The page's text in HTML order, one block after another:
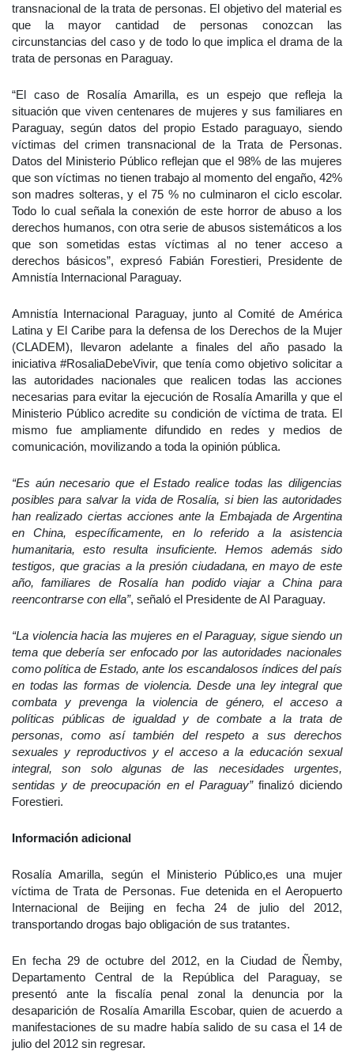
transnacional de la trata de personas. El objetivo del material es
que la mayor cantidad de personas conozcan las
circunstancias del caso y de todo lo que implica el drama de la
trata de personas en Paraguay.
“El caso de Rosalía Amarilla, es un espejo que refleja la
situación que viven centenares de mujeres y sus familiares en
Paraguay, según datos del propio Estado paraguayo, siendo
víctimas del crimen transnacional de la Trata de Personas.
Datos del Ministerio Público reflejan que el 98% de las mujeres
que son víctimas no tienen trabajo al momento del engaño, 42%
son madres solteras, y el 75 % no culminaron el ciclo escolar.
Todo lo cual señala la conexión de este horror de abuso a los
derechos humanos, con otra serie de abusos sistemáticos a los
que son sometidas estas víctimas al no tener acceso a
derechos básicos”, expresó Fabián Forestieri, Presidente de
Amnistía Internacional Paraguay.
Amnistía Internacional Paraguay, junto al Comité de América
Latina y El Caribe para la defensa de los Derechos de la Mujer
(CLADEM), llevaron adelante a finales del año pasado la
iniciativa #RosaliaDebeVivir, que tenía como objetivo solicitar a
las autoridades nacionales que realicen todas las acciones
necesarias para evitar la ejecución de Rosalía Amarilla y que el
Ministerio Público acredite su condición de víctima de trata. El
mismo fue ampliamente difundido en redes y medios de
comunicación, movilizando a toda la opinión pública.
“Es aún necesario que el Estado realice todas las diligencias
posibles para salvar la vida de Rosalía, si bien las autoridades
han realizado ciertas acciones ante la Embajada de Argentina
en China, específicamente, en lo referido a la asistencia
humanitaria, esto resulta insuficiente. Hemos además sido
testigos, que gracias a la presión ciudadana, en mayo de este
año, familiares de Rosalía han podido viajar a China para
reencontrarse con ella”, señaló el Presidente de AI Paraguay.
“La violencia hacia las mujeres en el Paraguay, sigue siendo un
tema que debería ser enfocado por las autoridades nacionales
como política de Estado, ante los escandalosos índices del país
en todas las formas de violencia. Desde una ley integral que
combata y prevenga la violencia de género, el acceso a
políticas públicas de igualdad y de combate a la trata de
personas, como así también del respeto a sus derechos
sexuales y reproductivos y el acceso a la educación sexual
integral, son solo algunas de las necesidades urgentes,
sentidas y de preocupación en el Paraguay”finalizó diciendo
Forestieri.
Información adicional
Rosalía Amarilla, según el Ministerio Público,es una mujer
víctima de Trata de Personas. Fue detenida en el Aeropuerto
Internacional de Beijing en fecha 24 de julio del 2012,
transportando drogas bajo obligación de sus tratantes.
En fecha 29 de octubre del 2012, en la Ciudad de Ñemby,
Departamento Central de la República del Paraguay, se
presentó ante la fiscalía penal zonal la denuncia por la
desaparición de Rosalía Amarilla Escobar, quien de acuerdo a
manifestaciones de su madre había salido de su casa el 14 de
julio del 2012 sin regresar.